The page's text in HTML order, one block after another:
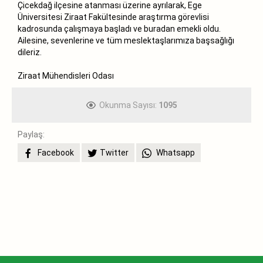
Çicekdağ ilçesine atanması üzerine ayrılarak, Ege
Üniversitesi Ziraat Fakültesinde araştırma görevlisi
kadrosunda çalışmaya başladı ve buradan emekli oldu.
Ailesine, sevenlerine ve tüm meslektaşlarımıza başsağlığı
dileriz.
Ziraat Mühendisleri Odası
Okunma Sayısı: 1095
Paylaş:
Facebook
Twitter Whatsapp